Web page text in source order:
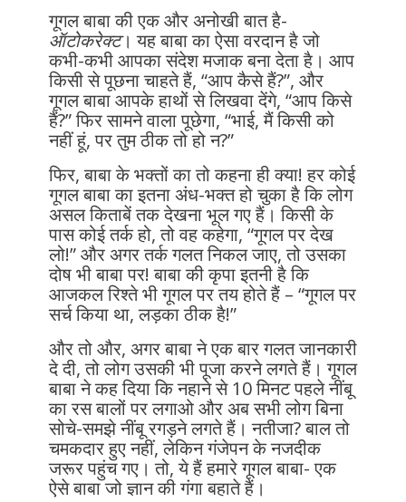
गूगल बाबा की एक और अनोखी बात है-
ऑटोकरेक्ट। यह बाबा का ऐसा वरदान है जो
कभी-कभी आपका संदेश मजाक बना देता है। आप
किसी से पूछना चाहते हैं, “आप कैसे हैं?”, और
गूगल बाबा आपके हाथों से लिखवा देंगे, “आप किसे
हैं?” फिर सामने वाला पूछेगा, “भाई, मैं किसी को
नहीं हूं, पर तुम ठीक तो हो न?”
फिर, बाबा के भक्तों का तो कहना ही क्या! हर कोई
गूगल बाबा का इतना अंध-भक्त हो चुका है कि लोग
असल किताबें तक देखना भूल गए हैं। किसी के
पास कोई तर्क हो, तो वह कहेगा, “गूगल पर देख
लो!” और अगर तर्क गलत निकल जाए, तो उसका
दोष भी बाबा पर! बाबा की कृपा इतनी है कि
आजकल रिश्ते भी गूगल पर तय होते हैं – “गूगल पर
सर्च किया था, लड़का ठीक है!”
और तो और, अगर बाबा ने एक बार गलत जानकारी
दे दी, तो लोग उसकी भी पूजा करने लगते हैं। गूगल
बाबा ने कह दिया कि नहाने से 10 मिनट पहले नींबू
का रस बालों पर लगाओ और अब सभी लोग बिना
सोचे-समझे नींबू रगड़ने लगते हैं। नतीजा? बाल तो
चमकदार हुए नहीं, लेकिन गंजेपन के नजदीक
जरूर पहुंच गए। तो, ये हैं हमारे गूगल बाबा- एक
ऐसे बाबा जो ज्ञान की गंगा बहाते हैं।